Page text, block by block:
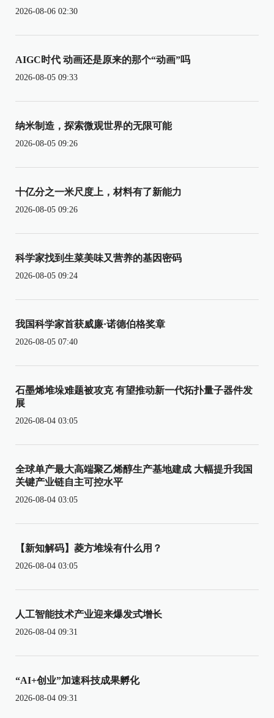
2026-08-06 02:30
AIGC时代 动画还是原来的那个“动画”吗
2026-08-05 09:33
纳米制造，探索微观世界的无限可能
2026-08-05 09:26
十亿分之一米尺度上，材料有了新能力
2026-08-05 09:26
科学家找到生菜美味又营养的基因密码
2026-08-05 09:24
我国科学家首获威廉·诺德伯格奖章
2026-08-05 07:40
石墨烯堆垛难题被攻克 有望推动新一代拓扑量子器件发
展
2026-08-04 03:05
全球单产最大高端聚乙烯醇生产基地建成 大幅提升我国
关键产业链自主可控水平
2026-08-04 03:05
【新知解码】菱方堆垛有什么用？
2026-08-04 03:05
人工智能技术产业迎来爆发式增长
2026-08-04 09:31
“AI+创业”加速科技成果孵化
2026-08-04 09:31